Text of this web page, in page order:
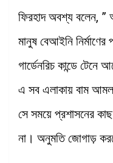
ফিরহাদ অবশ্য বলেন, ”
মানুষ বেআইনি
গার্ডেনরিচ কান্ডে
এ সব এলাকায় বাম আমল
সে সময়ে প্রশাসনের
না। অনুমতি জোগাড়